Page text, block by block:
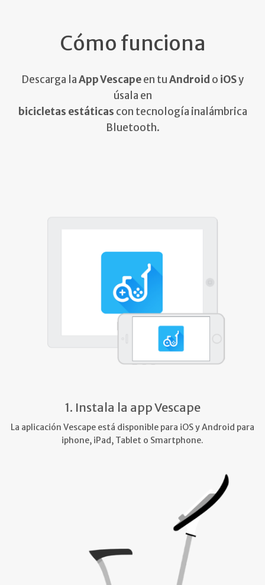
Cómo funciona
Descarga laApp Vescapeen tuAndroid o iOSy
úsala en
bicicletas estáticas con tecnología inalámbrica
Bluetooth.
1. Instala la app Vescape
La aplicación Vescape está disponible para iOS y Android para
iphone, iPad, Tablet o Smartphone.